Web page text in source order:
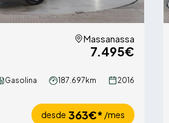
Massanassa
7.495€
Gasolina 187.697km 2016
desde 363€* /mes